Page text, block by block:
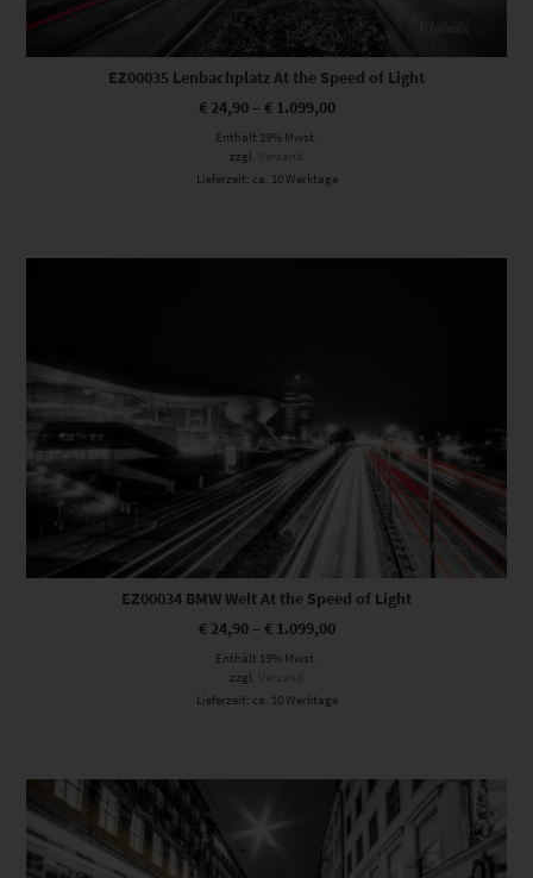
EZ00035 Lenbachplatz At the Speed of Light
€24,90– €1.099,00
Enthält 19% Mwst.
zzgl. Versand
Lieferzeit: ca. 10 Werktage
Dieses Produkt weist mehrere Varianten auf. Die Optionen können auf der Produktseite gewählt werden
EZ00034 BMW Welt At the Speed of Light
€24,90– €1.099,00
Enthält 19% Mwst.
zzgl. Versand
Lieferzeit: ca. 10 Werktage
Dieses Produkt weist mehrere Varianten auf. Die Optionen können auf der Produktseite gewählt werden